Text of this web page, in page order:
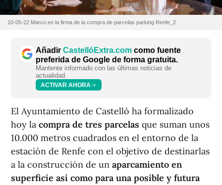
10-05-22 Marco en la firma de la compra de parcelas parking Renfe_2
Añadir CastellóExtra.com como fuente
preferida de Google de forma gratuita.
Mantente informado con las últimas noticias de
actualidad.
ACTIVAR AHORA
El Ayuntamiento de Castelló ha formalizado
hoy la compra de tres parcelas que suman unos
10.000 metros cuadrados en el entorno de la
estación de Renfe con el objetivo de destinarlas
a la construcción de un aparcamiento en
superficie así como para una posible y futura